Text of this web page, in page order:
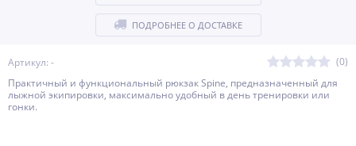
Артикул: -
(0)
Практичный и функциональный рюкзак Spine, предназначенный для
лыжной экипировки, максимально удобный в день тренировки или
гонки.
ПОДРОБНЕЕ О ДОСТАВКЕ